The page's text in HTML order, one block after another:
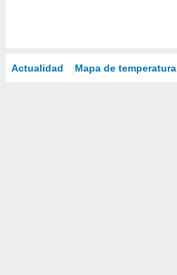
Actualidad Mapa de temperatura